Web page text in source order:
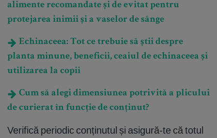
alimente recomandate și de evitat pentru
protejarea inimii și a vaselor de sânge
Echinaceea: Tot ce trebuie să știi despre
planta minune, beneficii, ceaiul de echinaceea și
utilizarea la copii
Cum să alegi dimensiunea potrivită a plicului
de curierat în funcție de conținut?
Verifică periodic conținutul și asigură-te că totul